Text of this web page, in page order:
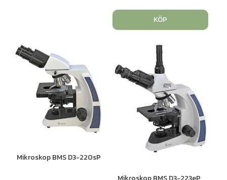
KÖP
Mikroskop BMS D3-220sP